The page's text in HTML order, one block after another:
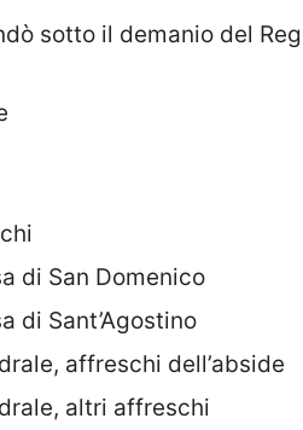
sotto il demanio del
di San Domenico
di Sant’Agostino
affreschi dell’abside
altri affreschi